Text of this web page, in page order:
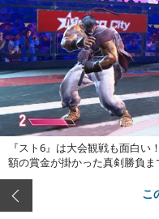
『スト6』は大会観戦も面白
額の賞金が掛かった真剣勝負
こ